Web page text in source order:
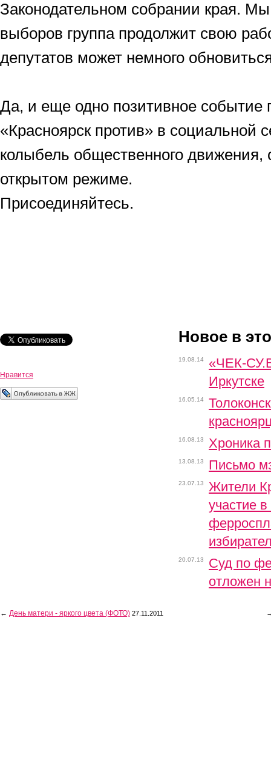
Законодательном собрании края.
выборов группа продолжит свою
депутатов может немного
Да, и еще одно позитивное событие
«Красноярск против» в социальной
колыбель общественного движения,
открытом режиме.
Присоединяйтесь.
Нравится
Новое в
19.08.14
«ЧЕК-
Иркутске
16.05.14
16.08.13 Хроника
13.08.13 Письмо
23.07.13
Жители
участие
20.07.13
Суд по
отложен
← День матери - яркого цвета (ФОТО) 27.11.2011